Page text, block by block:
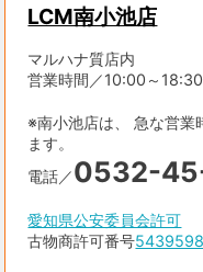
LCM南小池店
マルハナ質店内
営業時間／10:00～
※南小池店は、 急な営業
ます。
電話／0532-
愛知県公安委員会許可
古物商許可番号